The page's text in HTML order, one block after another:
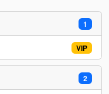
1
VIP
2